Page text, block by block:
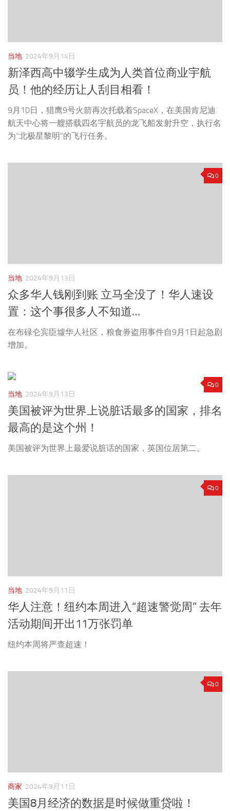
当地 2024年9月14日
新泽西高中辍学生成为人类首位商业宇航
员！他的经历让人刮目相看！
9月10日，猎鹰9号火箭再次托载着SpaceX，在美国肯尼迪
航天中心将一艘搭载四名宇航员的龙飞船发射升空，执行名
为“北极星黎明”的飞行任务。
0
当地 2024年9月13日
众多华人钱刚到账 立马全没了！华人速设
置：这个事很多人不知道…
在布碌仑宾臣墟华人社区，粮食券盗用事件自9月1日起急剧
增加。
0
当地 2024年9月13日
美国被评为世界上说脏话最多的国家，排名
最高的是这个州！
美国被评为世界上最爱说脏话的国家，英国位居第二。
0
当地 2024年9月11日
华人注意！纽约本周进入“超速警觉周” 去年
活动期间开出11万张罚单
纽约本周将严查超速！
0
商家 2024年9月11日
美国8月经济的数据是时候做重贷啦！